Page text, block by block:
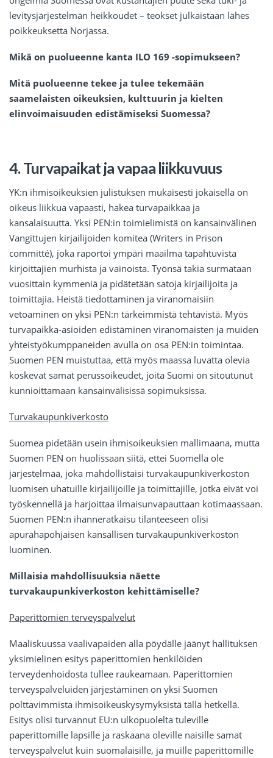
levitysjärjestelmän heikkoudet – teokset julkaistaan lähes
poikkeuksetta Norjassa.
Mikä on puolueenne kanta ILO 169 -sopimukseen?
Mitä puolueenne tekee ja tulee tekemään
saamelaisten oikeuksien, kulttuurin ja kielten
elinvoimaisuuden edistämiseksi Suomessa?
4. Turvapaikat ja vapaa liikkuvuus
YK:n ihmisoikeuksien julistuksen mukaisesti jokaisella on
oikeus liikkua vapaasti, hakea turvapaikkaa ja
kansalaisuutta. Yksi PEN:in toimielimistä on kansainvälinen
Vangittujen kirjailijoiden komitea (Writers in Prison
committé), joka raportoi ympäri maailma tapahtuvista
kirjoittajien murhista ja vainoista. Työnsä takia surmataan
vuosittain kymmeniä ja pidätetään satoja kirjailijoita ja
toimittajia. Heistä tiedottaminen ja viranomaisiin
vetoaminen on yksi PEN:n tärkeimmistä tehtävistä. Myös
turvapaikka-asioiden edistäminen viranomaisten ja muiden
yhteistyökumppaneiden avulla on osa PEN:in toimintaa.
Suomen PEN muistuttaa, että myös maassa luvatta olevia
koskevat samat perussoikeudet, joita Suomi on sitoutunut
kunnioittamaan kansainvälisissä sopimuksissa.
Turvakaupunkiverkosto
Suomea pidetään usein ihmisoikeuksien mallimaana, mutta
Suomen PEN on huolissaan siitä, ettei Suomella ole
järjestelmää, joka mahdollistaisi turvakaupunkiverkoston
luomisen uhatuille kirjailijoille ja toimittajille, jotka eivät voi
työskennellä ja harjoittaa ilmaisunvapauttaan kotimaassaan.
Suomen PEN:n ihanneratkaisu tilanteeseen olisi
apurahapohjaisen kansallisen turvakaupunkiverkoston
luominen.
Millaisia mahdollisuuksia näette
turvakaupunkiverkoston kehittämiselle?
Paperittomien terveyspalvelut
Maaliskuussa vaalivapaiden alla pöydälle jäänyt hallituksen
yksimielinen esitys paperittomien henkilöiden
terveydenhoidosta tullee raukeamaan. Paperittomien
terveyspalveluiden järjestäminen on yksi Suomen
polttavimmista ihmisoikeuskysymyksistä tällä hetkellä.
Esitys olisi turvannut EU:n ulkopuolelta tuleville
paperittomille lapsille ja raskaana oleville naisille samat
terveyspalvelut kuin suomalaisille, ja muille paperittomille